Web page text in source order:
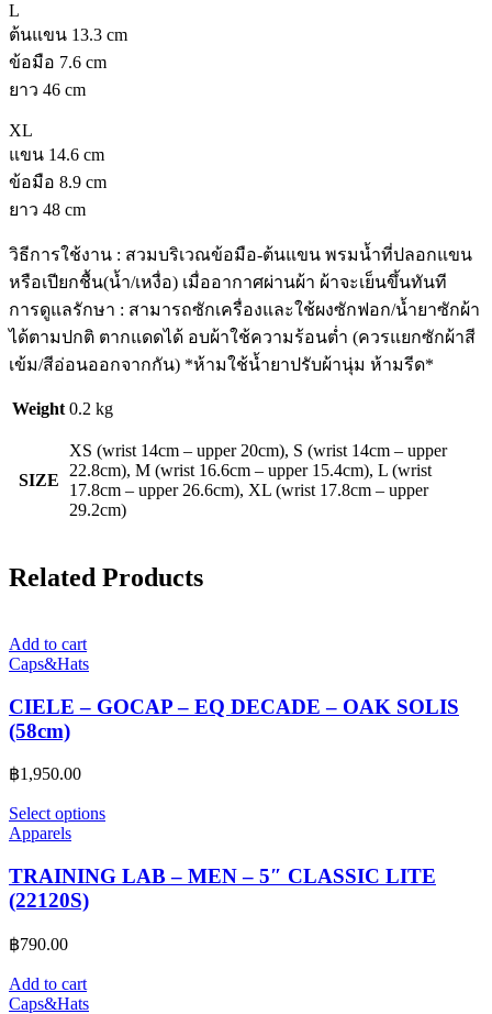
L
ต้นแขน 13.3 cm
ข้อมือ 7.6 cm
ยาว 46 cm
XL
แขน 14.6 cm
ข้อมือ 8.9 cm
ยาว 48 cm
วิธีการใช้งาน : สวมบริเวณข้อมือ-ต้นแขน พรมน้ำที่ปลอกแขน
หรือเปียกชื้น(น้ำ/เหงื่อ) เมื่ออากาศผ่านผ้า ผ้าจะเย็นขึ้นทันที
การดูแลรักษา : สามารถซักเครื่องและใช้ผงซักฟอก/น้ำยาซักผ้า
ได้ตามปกติ ตากแดดได้ อบผ้าใช้ความร้อนต่ำ (ควรแยกซักผ้าสี
เข้ม/สีอ่อนออกจากกัน) *ห้ามใช้น้ำยาปรับผ้านุ่ม ห้ามรีด*
Weight 0.2 kg
SIZE
XS (wrist 14cm – upper 20cm), S (wrist 14cm – upper
22.8cm), M (wrist 16.6cm – upper 15.4cm), L (wrist
17.8cm – upper 26.6cm), XL (wrist 17.8cm – upper
29.2cm)
Related Products
Add to cart
Caps&Hats
CIELE – GOCAP – EQ DECADE – OAK SOLIS
(58cm)
฿1,950.00
Select options
Apparels
TRAINING LAB – MEN – 5″ CLASSIC LITE
(22120S)
฿790.00
Add to cart
Caps&Hats